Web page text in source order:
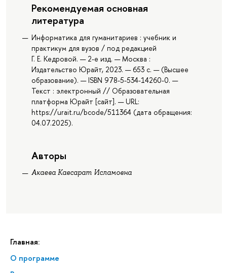
Главная:
О программе
Рекомендуемая основная
литература
Информатика для гуманитариев : учебник и
практикум для вузов / под редакцией
Г. Е. Кедровой. — 2-е изд. — Москва :
Издательство Юрайт, 2023. — 653 с. — (Высшее
образование). — ISBN 978-5-534-14260-0. —
Текст : электронный // Образовательная
платформа Юрайт [сайт]. — URL:
https://urait.ru/bcode/511364 (дата обращения:
04.07.2025).
Авторы
Акаева Кавсарат Исламовна